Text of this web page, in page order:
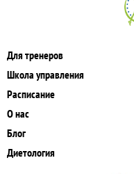
Для тренеров
Школа управления
Расписание
О нас
Блог
Диетология